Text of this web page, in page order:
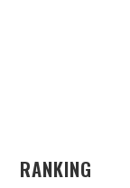
RANKING